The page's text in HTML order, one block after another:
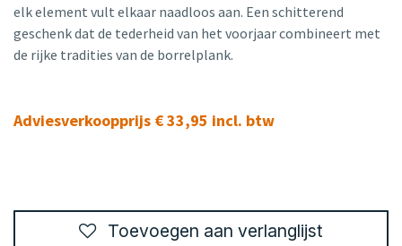
elk element vult elkaar naadloos aan. Een schitterend
geschenk dat de tederheid van het voorjaar combineert met
de rijke tradities van de borrelplank.
Adviesverkoopprijs € 33,95 incl. btw
Toevoegen aan verlanglijst